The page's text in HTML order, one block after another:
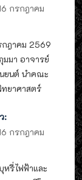
กรกฎาคม
กฎาคม 2569
มมา อาจารย์
ยนต์ นำคณะ
ทยาศาสตร์
:
กรกฎาคม
หรี่ไฟฟ้าและ